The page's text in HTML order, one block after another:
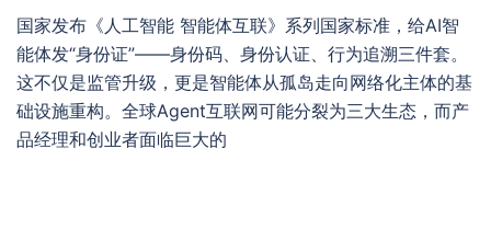
国家发布《人工智能 智能体互联》系列国家标准，给AI智
能体发“身份证”——身份码、身份认证、行为追溯三件套。
这不仅是监管升级，更是智能体从孤岛走向网络化主体的基
础设施重构。全球Agent互联网可能分裂为三大生态，而产
品经理和创业者面临巨大的